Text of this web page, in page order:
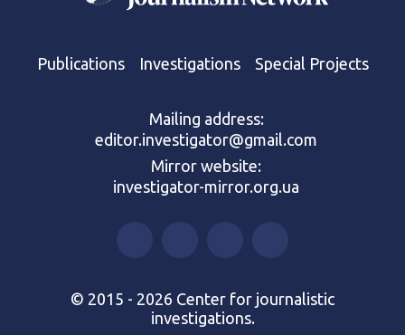
Publications Investigations Special Projects
Mailing address:
editor.investigator@gmail.com
Mirror website:
investigator-mirror.org.ua
© 2015 - 2026 Center for journalistic
investigations.